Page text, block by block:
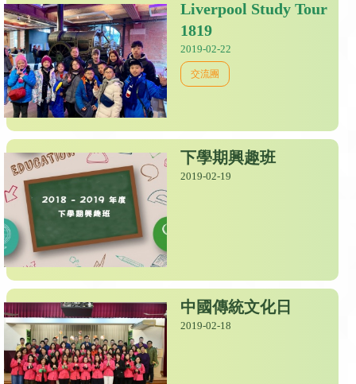
Liverpool Study Tour
1819
2019-02-22
交流團
下學期興趣班
2019-02-19
中國傳統文化日
2019-02-18